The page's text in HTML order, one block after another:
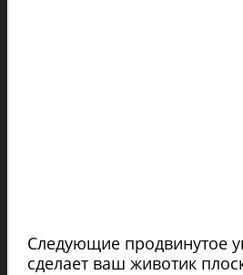
Следующие продвинутое
сделает ваш животик